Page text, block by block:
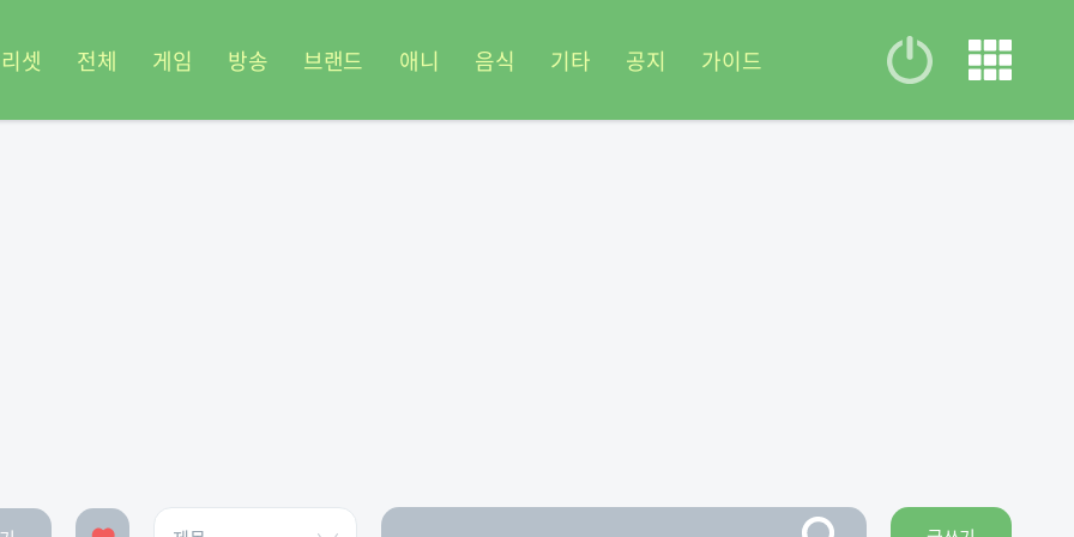
셋 전체 게임 방송 브랜드 애니 음식 기타 공지 가이드